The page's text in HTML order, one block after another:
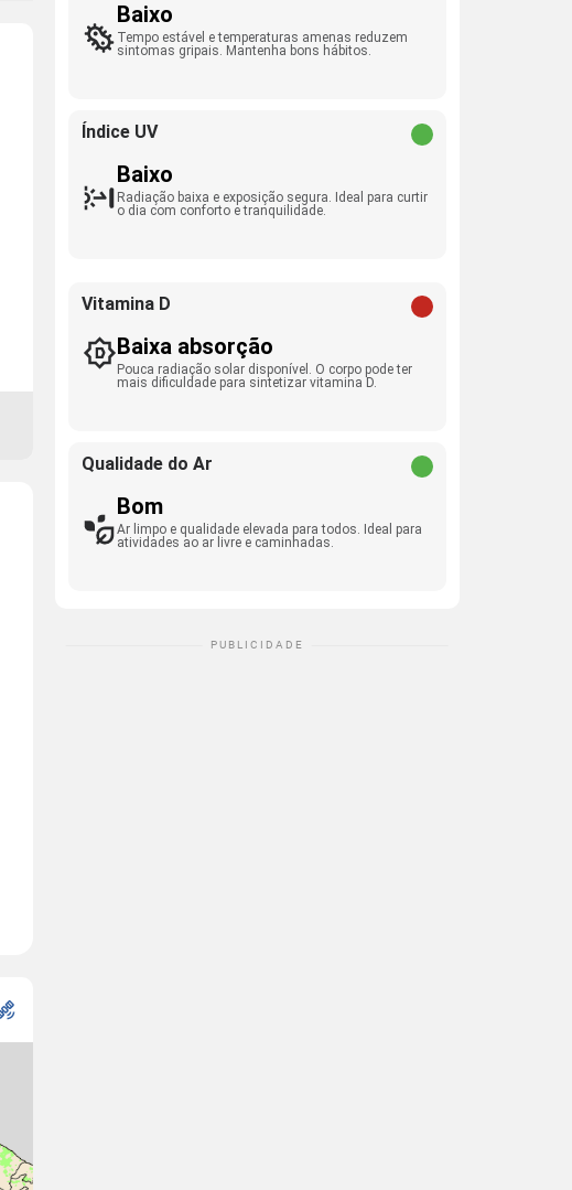
Baixo
Tempo estável e temperaturas amenas reduzem
sintomas gripais. Mantenha bons hábitos.
Índice UV
Baixo
Radiação baixa e exposição segura. Ideal para curtir
o dia com conforto e tranquilidade.
Vitamina D
Baixa absorção
Pouca radiação solar disponível. O corpo pode ter
mais dificuldade para sintetizar vitamina D.
Qualidade do Ar
Bom
Ar limpo e qualidade elevada para todos. Ideal para
atividades ao ar livre e caminhadas.